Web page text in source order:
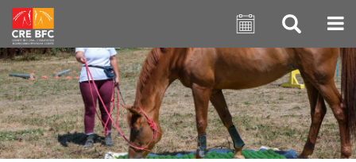
Aller au contenu principal